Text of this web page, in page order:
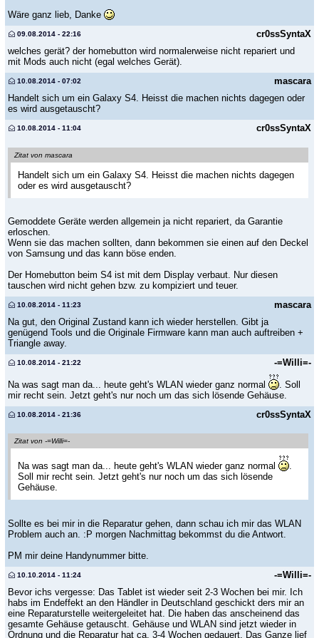
Wäre ganz lieb, Danke
cr0ssSyntaX
09.08.2014 - 22:16
welches gerät? der homebutton wird normalerweise nicht repariert und
mit Mods auch nicht (egal welches Gerät).
mascara
10.08.2014 - 07:02
Handelt sich um ein Galaxy S4. Heisst die machen nichts dagegen oder
es wird ausgetauscht?
cr0ssSyntaX
10.08.2014 - 11:04
Zitat von mascara
Handelt sich um ein Galaxy S4. Heisst die machen nichts dagegen
oder es wird ausgetauscht?
Gemoddete Geräte werden allgemein ja nicht repariert, da Garantie
erloschen.
Wenn sie das machen sollten, dann bekommen sie einen auf den Deckel
von Samsung und das kann böse enden.
Der Homebutton beim S4 ist mit dem Display verbaut. Nur diesen
tauschen wird nicht gehen bzw. zu kompiziert und teuer.
mascara
10.08.2014 - 11:23
Na gut, den Original Zustand kann ich wieder herstellen. Gibt ja
genügend Tools und die Originale Firmware kann man auch auftreiben +
Triangle away.
-=Willi=-
10.08.2014 - 21:22
Na was sagt man da... heute geht's WLAN wieder ganz normal
. Soll
mir recht sein. Jetzt geht's nur noch um das sich lösende Gehäuse.
cr0ssSyntaX
10.08.2014 - 21:36
Zitat von -=Willi=-
Na was sagt man da... heute geht's WLAN wieder ganz normal
.
Soll mir recht sein. Jetzt geht's nur noch um das sich lösende
Gehäuse.
Sollte es bei mir in die Reparatur gehen, dann schau ich mir das WLAN
Problem auch an. :P morgen Nachmittag bekommst du die Antwort.
PM mir deine Handynummer bitte.
-=Willi=-
10.10.2014 - 11:24
Bevor ichs vergesse: Das Tablet ist wieder seit 2-3 Wochen bei mir. Ich
habs im Endeffekt an den Händler in Deutschland geschickt ders mir an
eine Reparaturstelle weitergeleitet hat. Die haben das anscheinend das
gesamte Gehäuse getauscht. Gehäuse und WLAN sind jetzt wieder in
Ordnung und die Reparatur hat ca. 3-4 Wochen gedauert. Das Ganze lief